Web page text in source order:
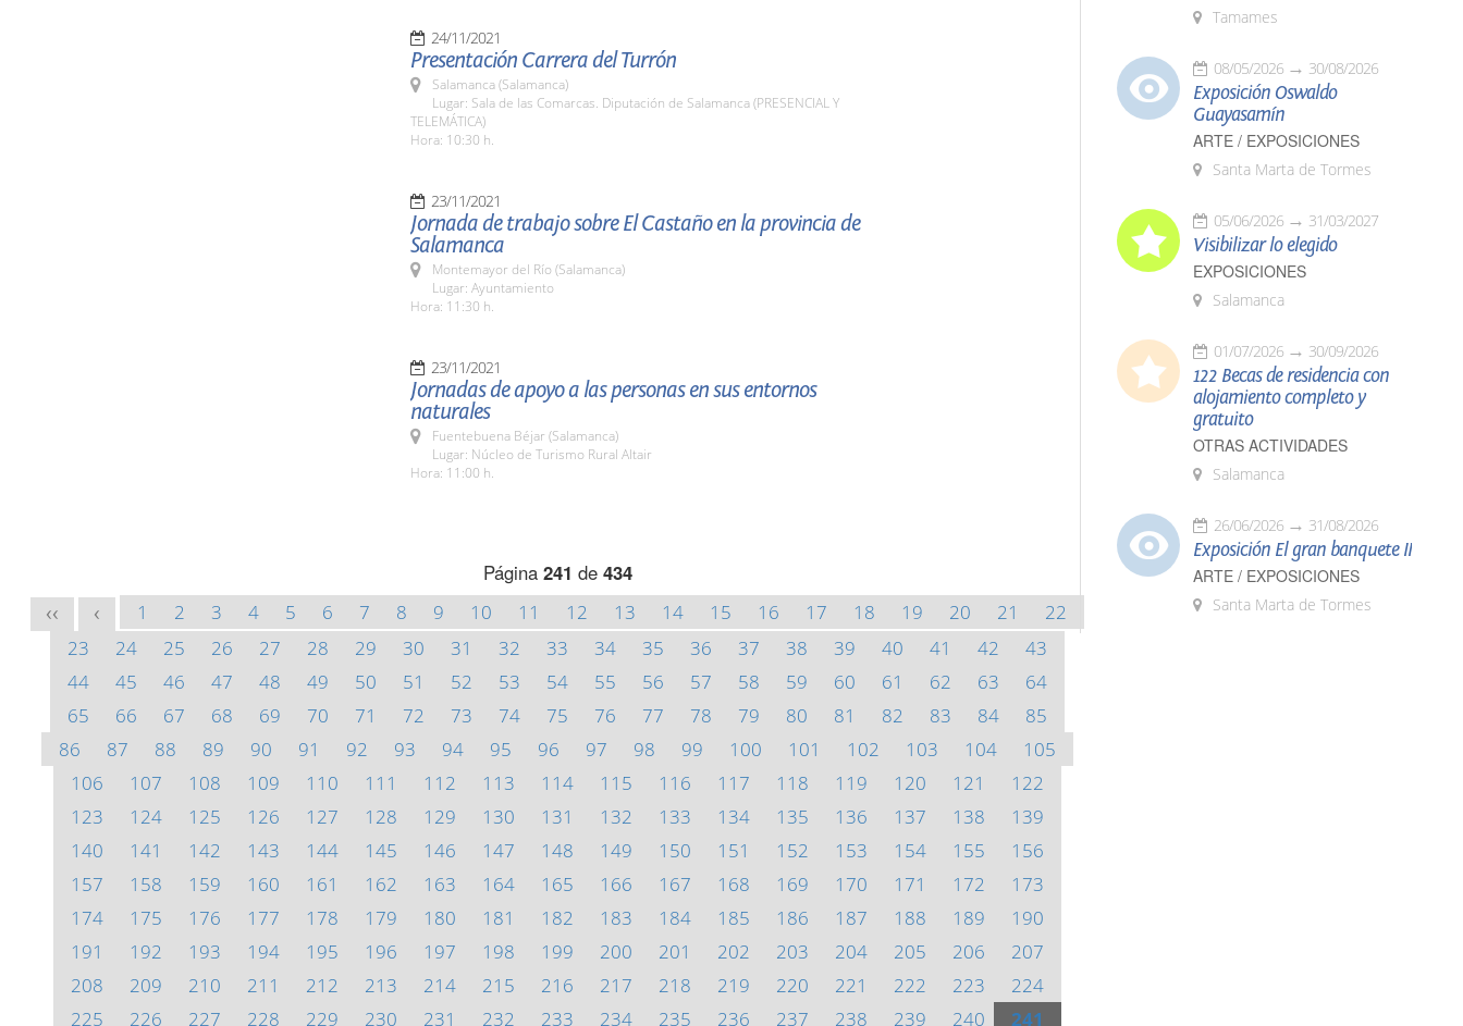
24/11/2021
Presentación Carrera del Turrón
Salamanca (Salamanca)
Lugar: Sala de las Comarcas. Diputación de Salamanca (PRESENCIAL Y
TELEMÁTICA)
Hora: 10:30 h.
23/11/2021
Jornada de trabajo sobre El Castaño en la provincia de
Salamanca
Montemayor del Río (Salamanca)
Lugar: Ayuntamiento
Hora: 11:30 h.
23/11/2021
Jornadas de apoyo a las personas en sus entornos
naturales
Fuentebuena Béjar (Salamanca)
Lugar: Núcleo de Turismo Rural Altair
Hora: 11:00 h.
Página 241 de 434
<< < 1 2 3 4 5 6 7 8 9 10 11 12 13 14 15 16 17 18 19 20 21
22
23
24 25 26 27 28 29 30 31 32 33 34 35 36 37 38 39 40 41 42
43
44
45 46 47 48 49 50 51 52 53 54 55 56 57 58 59 60 61 62 63
64
65
66 67 68 69 70 71 72 73 74 75 76 77 78 79 80 81 82 83 84
85
86
87 88 89 90 91 92 93 94 95 96 97 98 99 100 101 102 103 104
105
106
107 108 109 110 111 112 113 114 115 116 117 118 119 120 121
122
123
124 125 126 127 128 129 130 131 132 133 134 135 136 137 138
139
140
141 142 143 144 145 146 147 148 149 150 151 152 153 154 155
156
157
158 159 160 161 162 163 164 165 166 167 168 169 170 171 172
173
174
175 176 177 178 179 180 181 182 183 184 185 186 187 188 189
190
191
192 193 194 195 196 197 198 199 200 201 202 203 204 205 206
207
208
209 210 211 212 213 214 215 216 217 218 219 220 221 222 223
224
225
226 227 228 229 230 231 232 233 234 235 236 237 238 239 240 241
Tamames
08/05/2026 30/08/2026
Exposición Oswaldo
Guayasamín
ARTE / EXPOSICIONES
Santa Marta de Tormes
05/06/2026 31/03/2027
Visibilizar lo elegido
EXPOSICIONES
Salamanca
01/07/2026 30/09/2026
122 Becas de residencia con
alojamiento completo y
gratuito
OTRAS ACTIVIDADES
Salamanca
26/06/2026 31/08/2026
Exposición El gran banquete II
ARTE / EXPOSICIONES
Santa Marta de Tormes